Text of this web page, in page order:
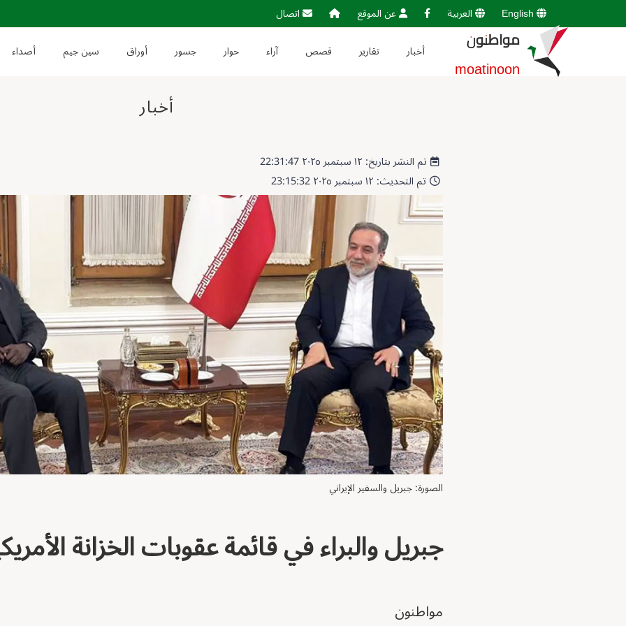
English العربية عن الموقع اتصال
مواطنون
moatinoon
أخبار تقارير قصص آراء حوار جسور أوراق سين جيم أصداء
أخبار
تم النشر بتاريخ: ١٢ سبتمبر ٢٠٢٥ 22:31:47
تم التحديث: ١٢ سبتمبر ٢٠٢٥ 23:15:32
الصورة: جبريل والسفير الإيراني
جبريل والبراء في قائمة عقوبات الخزانة
مواطنون